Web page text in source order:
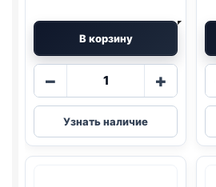
В корзину
−
Количество
Pro
Plan
сух.
+
Узнать наличие